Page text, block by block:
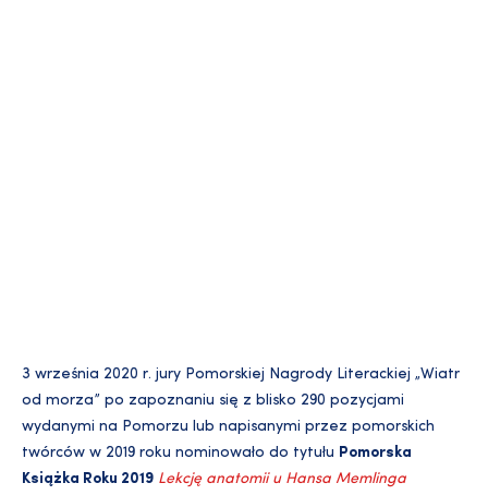
3 września 2020 r. jury Pomorskiej Nagrody Literackiej „Wiatr
od morza” po zapoznaniu się z blisko 290 pozycjami
wydanymi na Pomorzu lub napisanymi przez pomorskich
twórców w 2019 roku nominowało do tytułu Pomorska
Książka Roku 2019 Lekcję anatomii u Hansa Memlinga